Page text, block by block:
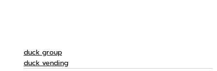
duck group
duck vending